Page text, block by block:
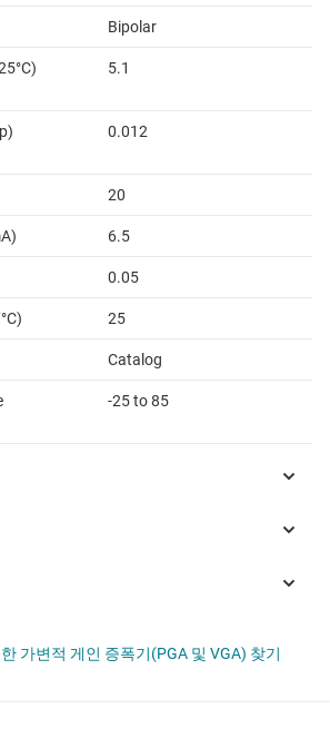
Bipolar
5.1
0.012
20
6.5
0.05
25
Catalog
-25 to 85
가변적 게인 증폭기(PGA 및 VGA) 찾기